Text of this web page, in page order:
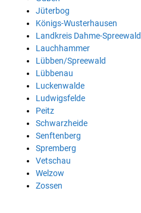
Jüterbog
Königs-Wusterhausen
Landkreis Dahme-Spreewald
Lauchhammer
Lübben/Spreewald
Lübbenau
Luckenwalde
Ludwigsfelde
Peitz
Schwarzheide
Senftenberg
Spremberg
Vetschau
Welzow
Zossen